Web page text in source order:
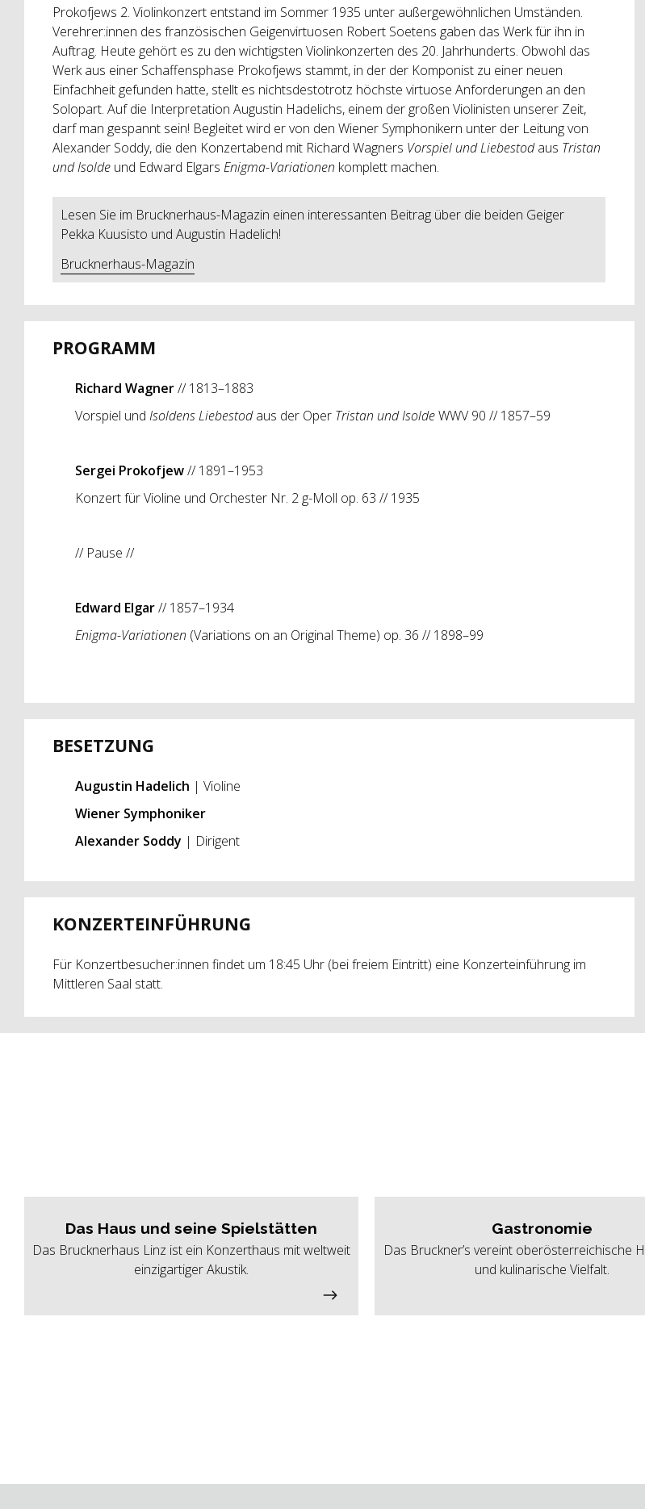
Prokofjews 2. Violinkonzert entstand im Sommer 1935 unter außergewöhnlichen Umständen.
Verehrer:innen des französischen Geigenvirtuosen Robert Soetens gaben das Werk für ihn in
Auftrag. Heute gehört es zu den wichtigsten Violinkonzerten des 20. Jahrhunderts. Obwohl das
Werk aus einer Schaffensphase Prokofjews stammt, in der der Komponist zu einer neuen
Einfachheit gefunden hatte, stellt es nichtsdestotrotz höchste virtuose Anforderungen an den
Solopart. Auf die Interpretation Augustin Hadelichs, einem der großen Violinisten unserer Zeit,
darf man gespannt sein! Begleitet wird er von den Wiener Symphonikern unter der Leitung von
Alexander Soddy, die den Konzertabend mit Richard Wagners Vorspiel und Liebestodaus Tristan
und Isoldeund Edward Elgars Enigma-Variationen komplett machen.
Lesen Sie im Brucknerhaus-Magazin einen interessanten Beitrag über die beiden Geiger
Pekka Kuusisto und Augustin Hadelich!
Brucknerhaus-Magazin
PROGRAMM
Richard Wagner// 1813–1883
Vorspiel und Isoldens Liebestodaus der Oper Tristan und IsoldeWWV 90 // 1857–59
Sergei Prokofjew// 1891–1953
Konzert für Violine und Orchester Nr. 2 g-Moll op. 63 // 1935
// Pause //
Edward Elgar// 1857–1934
Enigma-Variationen (Variations on an Original Theme) op. 36 // 1898–99
BESETZUNG
Augustin Hadelich | Violine
Wiener Symphoniker
Alexander Soddy | Dirigent
KONZERTEINFÜHRUNG
Für Konzertbesucher:innen findet um 18:45 Uhr (bei freiem Eintritt) eine Konzerteinführung im
Mittleren Saal statt.
Das Haus und seine Spielstätten
Das Brucknerhaus Linz ist ein Konzerthaus mit weltweit
einzigartiger Akustik.
Gastronomie
Das Bruckner’s vereint oberösterreichische
und kulinarische Vielfalt.